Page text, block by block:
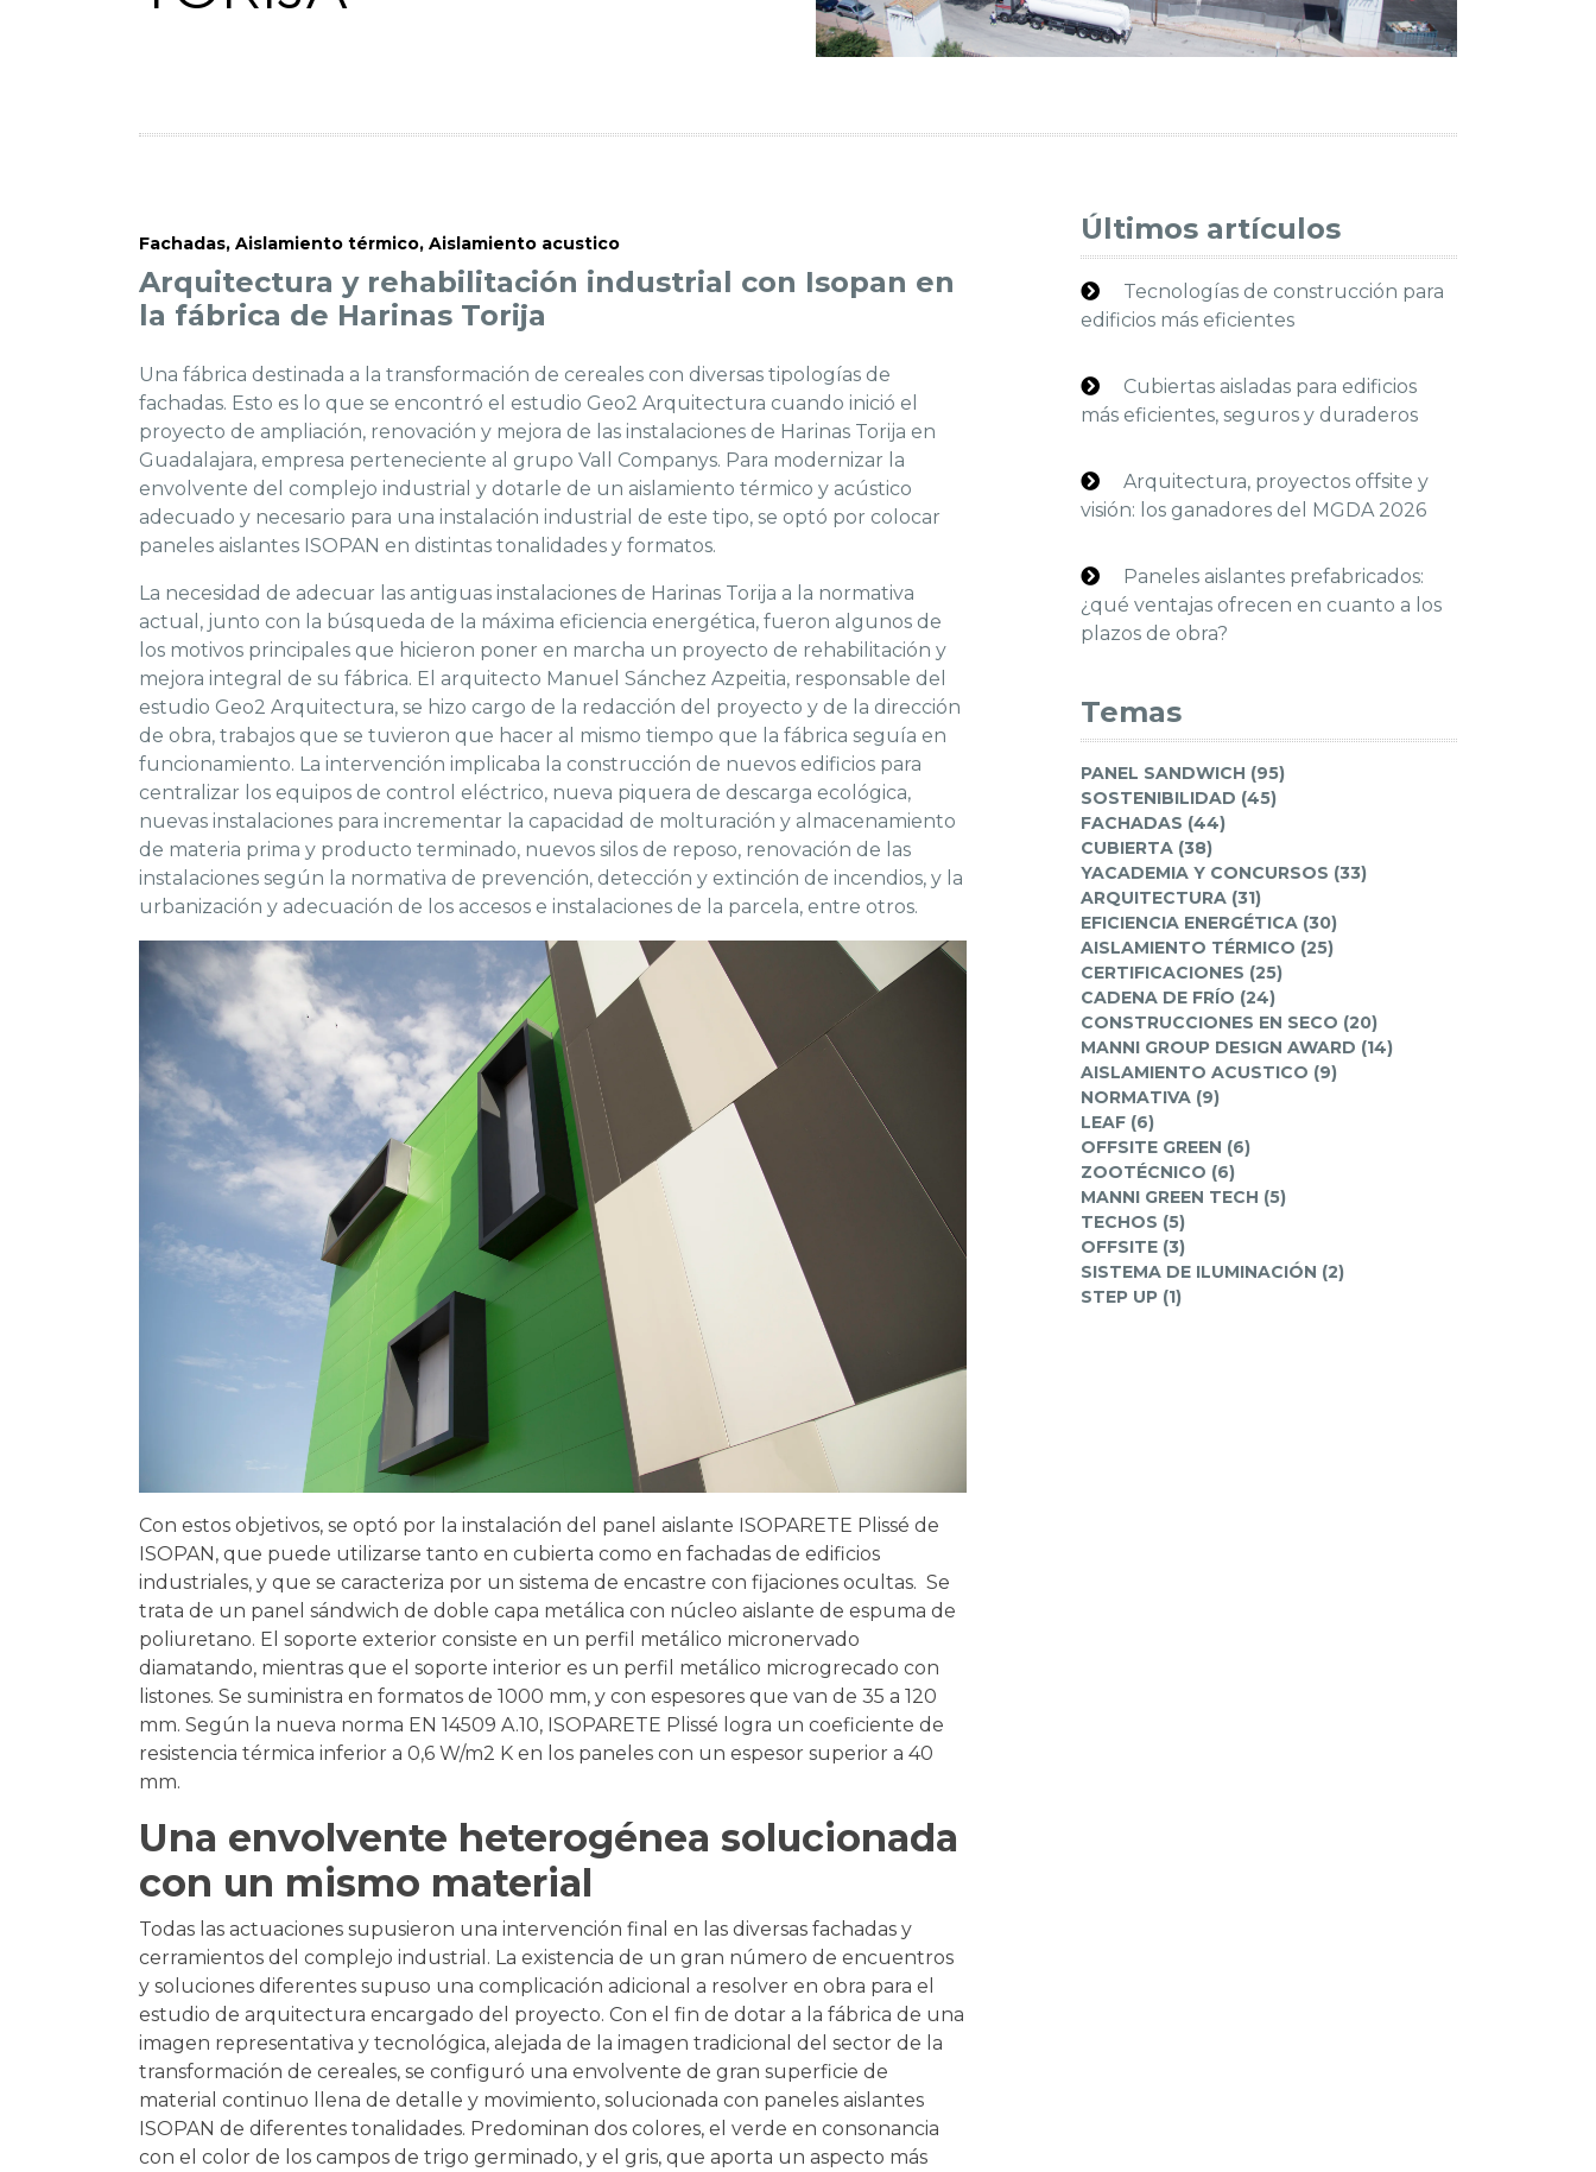
Fachadas, Aislamiento térmico, Aislamiento acustico
Arquitectura y rehabilitación industrial con Isopan en
la fábrica de Harinas Torija
Una fábrica destinada a la transformación de cereales con diversas tipologías de
fachadas. Esto es lo que se encontró el estudio Geo2 Arquitectura cuando inició el
proyecto de ampliación, renovación y mejora de las instalaciones de Harinas Torija en
Guadalajara, empresa perteneciente al grupo Vall Companys. Para modernizar la
envolvente del complejo industrial y dotarle de un aislamiento térmico y acústico
adecuado y necesario para una instalación industrial de este tipo, se optó por colocar
paneles aislantes ISOPAN en distintas tonalidades y formatos.
La necesidad de adecuar las antiguas instalaciones de Harinas Torija a la normativa
actual, junto con la búsqueda de la máxima eficiencia energética, fueron algunos de
los motivos principales que hicieron poner en marcha un proyecto de rehabilitación y
mejora integral de su fábrica. El arquitecto Manuel Sánchez Azpeitia, responsable del
estudio Geo2 Arquitectura, se hizo cargo de la redacción del proyecto y de la dirección
de obra, trabajos que se tuvieron que hacer al mismo tiempo que la fábrica seguía en
funcionamiento. La intervención implicaba la construcción de nuevos edificios para
centralizar los equipos de control eléctrico, nueva piquera de descarga ecológica,
nuevas instalaciones para incrementar la capacidad de molturación y almacenamiento
de materia prima y producto terminado, nuevos silos de reposo, renovación de las
instalaciones según la normativa de prevención, detección y extinción de incendios, y la
urbanización y adecuación de los accesos e instalaciones de la parcela, entre otros.
Con estos objetivos, se optó por la instalación del panel aislante ISOPARETE Plissé de
ISOPAN, que puede utilizarse tanto en cubierta como en fachadas de edificios
industriales, y que se caracteriza por un sistema de encastre con fijaciones ocultas. Se
trata de un panel sándwich de doble capa metálica con núcleo aislante de espuma de
poliuretano. El soporte exterior consiste en un perfil metálico micronervado
diamatando, mientras que el soporte interior es un perfil metálico microgrecado con
listones. Se suministra en formatos de 1000 mm, y con espesores que van de 35 a 120
mm. Según la nueva norma EN 14509 A.10, ISOPARETE Plissé logra un coeficiente de
resistencia térmica inferior a 0,6 W/m2 K en los paneles con un espesor superior a 40
mm.
Una envolvente heterogénea solucionada
con un mismo material
Todas las actuaciones supusieron una intervención final en las diversas fachadas y
cerramientos del complejo industrial. La existencia de un gran número de encuentros
y soluciones diferentes supuso una complicación adicional a resolver en obra para el
estudio de arquitectura encargado del proyecto. Con el fin de dotar a la fábrica de una
imagen representativa y tecnológica, alejada de la imagen tradicional del sector de la
transformación de cereales, se configuró una envolvente de gran superficie de
material continuo llena de detalle y movimiento, solucionada con paneles aislantes
ISOPAN de diferentes tonalidades. Predominan dos colores, el verde en consonancia
con el color de los campos de trigo germinado, y el gris, que aporta un aspecto más
Últimos artículos
Tecnologías de construcción para
edificios más eficientes
Cubiertas aisladas para edificios
más eficientes, seguros y duraderos
Arquitectura, proyectos offsite y
visión: los ganadores del MGDA 2026
Paneles aislantes prefabricados:
¿qué ventajas ofrecen en cuanto a los
plazos de obra?
Temas
PANEL SANDWICH (95)
SOSTENIBILIDAD (45)
FACHADAS (44)
CUBIERTA (38)
YACADEMIA Y CONCURSOS (33)
ARQUITECTURA (31)
EFICIENCIA ENERGÉTICA (30)
AISLAMIENTO TÉRMICO (25)
CERTIFICACIONES (25)
CADENA DE FRÍO (24)
CONSTRUCCIONES EN SECO (20)
MANNI GROUP DESIGN AWARD (14)
AISLAMIENTO ACUSTICO (9)
NORMATIVA (9)
LEAF (6)
OFFSITE GREEN (6)
ZOOTÉCNICO (6)
MANNI GREEN TECH (5)
TECHOS (5)
OFFSITE (3)
SISTEMA DE ILUMINACIÓN (2)
STEP UP (1)